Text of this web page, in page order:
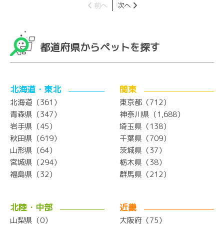
前へ 次へ
都道府県からペットを探す
北海道・東北
北海道（361）
青森県（347）
岩手県（45）
秋田県（619）
山形県（64）
宮城県（294）
福島県（32）
関東
東京都（712）
神奈川県（1,688）
埼玉県（138）
千葉県（709）
茨城県（37）
栃木県（38）
群馬県（212）
北陸・中部
山梨県（0）
近畿
大阪府（75）